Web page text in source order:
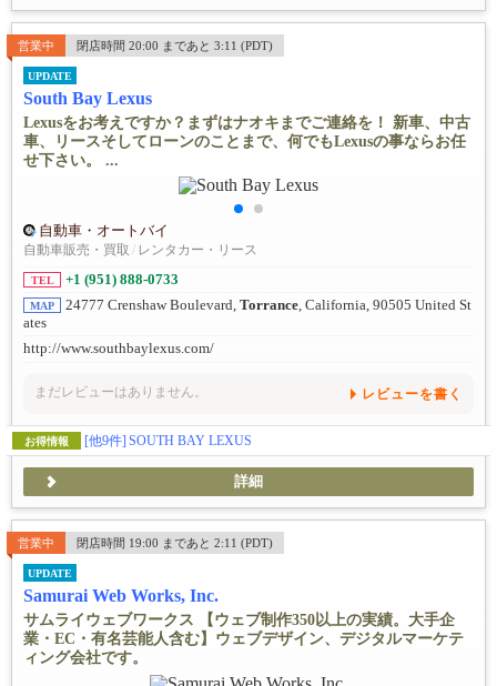
営業中 閉店時間 20:00 まであと 3:11 (PDT)
UPDATE
South Bay Lexus
Lexusをお考えですか？まずはナオキまでご連絡を！ 新車、中古
車、リースそしてローンのことまで、何でもLexusの事ならお任
せ下さい。 ...
自動車・オートバイ
自動車販売・買取 / レンタカー・リース
TEL +1 (951) 888-0733
MAP 24777 Crenshaw Boulevard, Torrance, California, 90505 United St
ates
http://www.southbaylexus.com/
まだレビューはありません。 レビューを書く
お得情報 [他9件] SOUTH BAY LEXUS
詳細
営業中 閉店時間 19:00 まであと 2:11 (PDT)
UPDATE
Samurai Web Works, Inc.
サムライウェブワークス 【ウェブ制作350以上の実績。大手企
業・EC・有名芸能人含む】ウェブデザイン、デジタルマーケテ
ィング会社です。